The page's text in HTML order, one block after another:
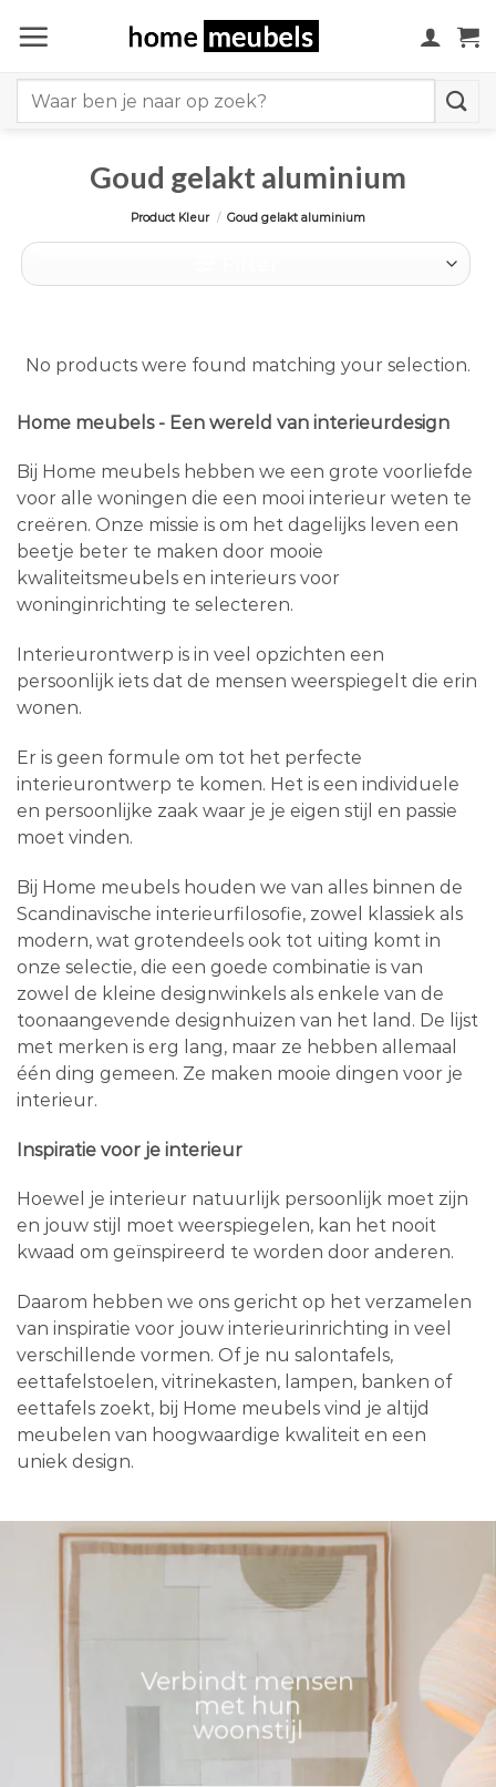
naar
for:
Goud gelakt aluminium
Product Kleur / Goud gelakt aluminium
No products were found matching your selection.
Home meubels - Een wereld van interieurdesign
Bij Home meubels hebben we een grote voorliefde
voor alle woningen die een mooi interieur weten te
creëren. Onze missie is om het dagelijks leven een
beetje beter te maken door mooie
kwaliteitsmeubels en interieurs voor
woninginrichting te selecteren.
Interieurontwerp is in veel opzichten een
persoonlijk iets dat de mensen weerspiegelt die erin
wonen.
Er is geen formule om tot het perfecte
interieurontwerp te komen. Het is een individuele
en persoonlijke zaak waar je je eigen stijl en passie
moet vinden.
Bij Home meubels houden we van alles binnen de
Scandinavische interieurfilosofie, zowel klassiek als
modern, wat grotendeels ook tot uiting komt in
onze selectie, die een goede combinatie is van
zowel de kleine designwinkels als enkele van de
toonaangevende designhuizen van het land. De lijst
met merken is erg lang, maar ze hebben allemaal
één ding gemeen. Ze maken mooie dingen voor je
interieur.
Inspiratie voor je interieur
Hoewel je interieur natuurlijk persoonlijk moet zijn
en jouw stijl moet weerspiegelen, kan het nooit
kwaad om geïnspireerd te worden door anderen.
Daarom hebben we ons gericht op het verzamelen
van inspiratie voor jouw interieurinrichting in veel
verschillende vormen. Of je nu salontafels,
eettafelstoelen, vitrinekasten, lampen, banken of
eettafels zoekt, bij Home meubels vind je altijd
meubelen van hoogwaardige kwaliteit en een
uniek design.
Verbindt mensen
met hun
woonstijl